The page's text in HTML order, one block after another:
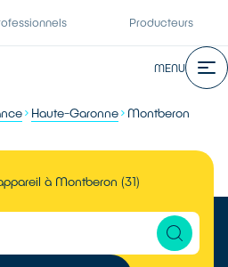
Producteurs
MENU
Haute-Garonne Montberon
à Montberon (31)